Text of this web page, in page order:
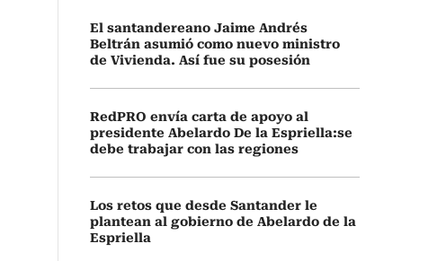
El santandereano Jaime Andrés
Beltrán asumió como nuevo ministro
de Vivienda. Así fue su posesión
RedPRO envía carta de apoyo al
presidente Abelardo De la Espriella:se
debe trabajar con las regiones
Los retos que desde Santander le
plantean al gobierno de Abelardo de la
Espriella